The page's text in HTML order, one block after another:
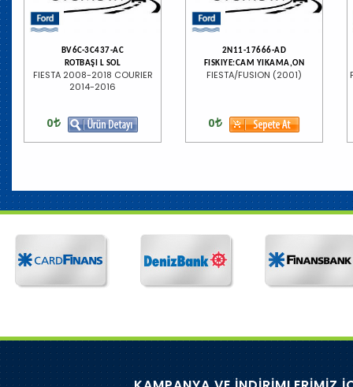
BV6C-3C437-AC
ROTBAŞI L SOL
FIESTA 2008-2018 COURIER
2014-2016
0
2N11-17666-AD
FISKIYE:CAM YIKAMA,ON
FIESTA/FUSION (2001)
0